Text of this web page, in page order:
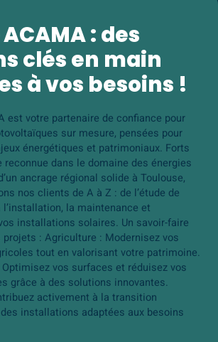
: des
clés en main
à vos besoins !
est votre partenaire de confiance pour
sur mesure, pensées pour
énergétiques et patrimoniaux. Forts
reconnue dans le domaine des énergies
ancrage régional solide à Toulouse,
nos clients de A à Z : de l’étude de
la maintenance et
installations solaires. Un savoir-faire
projets : Agriculture : Modernisez vos
tout en valorisant votre patrimoine.
vos surfaces et réduisez vos
grâce à des solutions innovantes.
activement à la transition
installations adaptées aux besoins